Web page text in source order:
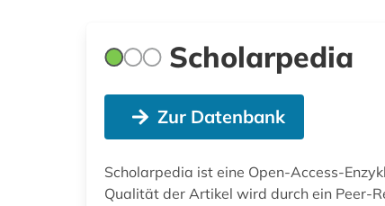
Scholarpedia
Zur Datenbank
Scholarpedia ist eine Open-Access-
Qualität der Artikel wird durch ein Peer-